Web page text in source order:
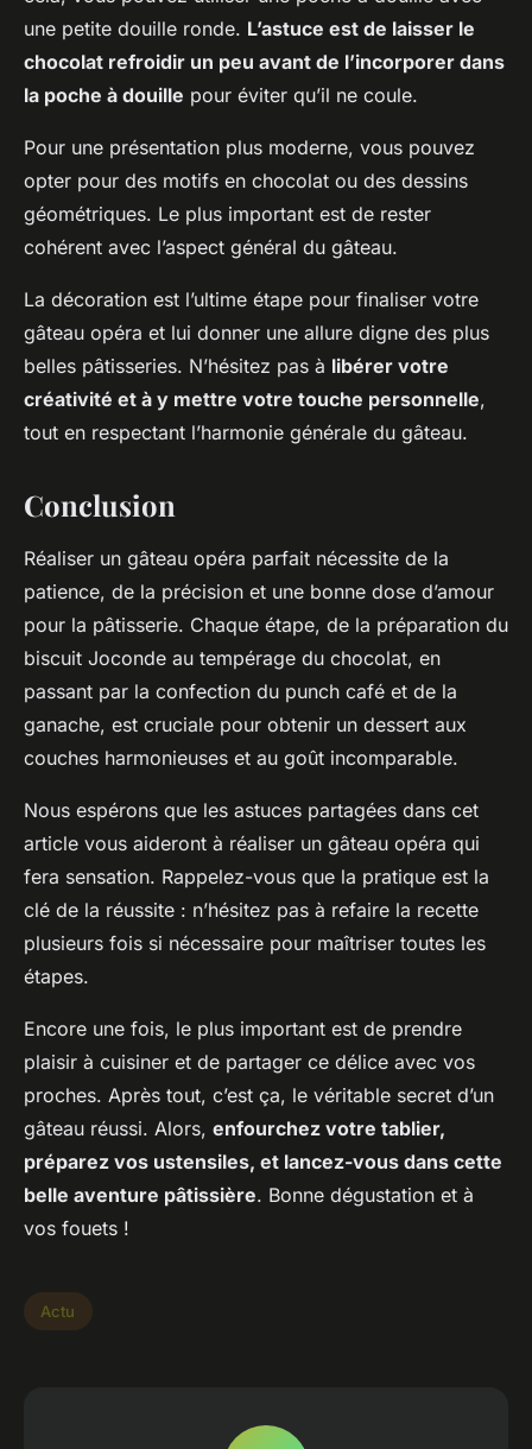
une petite douille ronde. L’astuce est de laisser le
chocolat refroidir un peu avant de l’incorporer dans
la poche à douille pour éviter qu’il ne coule.
Pour une présentation plus moderne, vous pouvez
opter pour des motifs en chocolat ou des dessins
géométriques. Le plus important est de rester
cohérent avec l’aspect général du gâteau.
La décoration est l’ultime étape pour finaliser votre
gâteau opéra et lui donner une allure digne des plus
belles pâtisseries. N’hésitez pas à libérer votre
créativité et à y mettre votre touche personnelle,
tout en respectant l’harmonie générale du gâteau.
Conclusion
Réaliser un gâteau opéra parfait nécessite de la
patience, de la précision et une bonne dose d’amour
pour la pâtisserie. Chaque étape, de la préparation du
biscuit Joconde au tempérage du chocolat, en
passant par la confection du punch café et de la
ganache, est cruciale pour obtenir un dessert aux
couches harmonieuses et au goût incomparable.
Nous espérons que les astuces partagées dans cet
article vous aideront à réaliser un gâteau opéra qui
fera sensation. Rappelez-vous que la pratique est la
clé de la réussite : n’hésitez pas à refaire la recette
plusieurs fois si nécessaire pour maîtriser toutes les
étapes.
Encore une fois, le plus important est de prendre
plaisir à cuisiner et de partager ce délice avec vos
proches. Après tout, c’est ça, le véritable secret d’un
gâteau réussi. Alors, enfourchez votre tablier,
préparez vos ustensiles, et lancez-vous dans cette
belle aventure pâtissière. Bonne dégustation et à
vos fouets !
Actu